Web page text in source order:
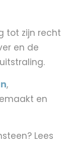
tot zijn recht
en de
,
en
Lees